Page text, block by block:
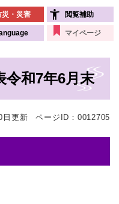
て本文へ
災・災害 閲覧補助
マイページ
令和7年6月末
日更新 ページID：0012705